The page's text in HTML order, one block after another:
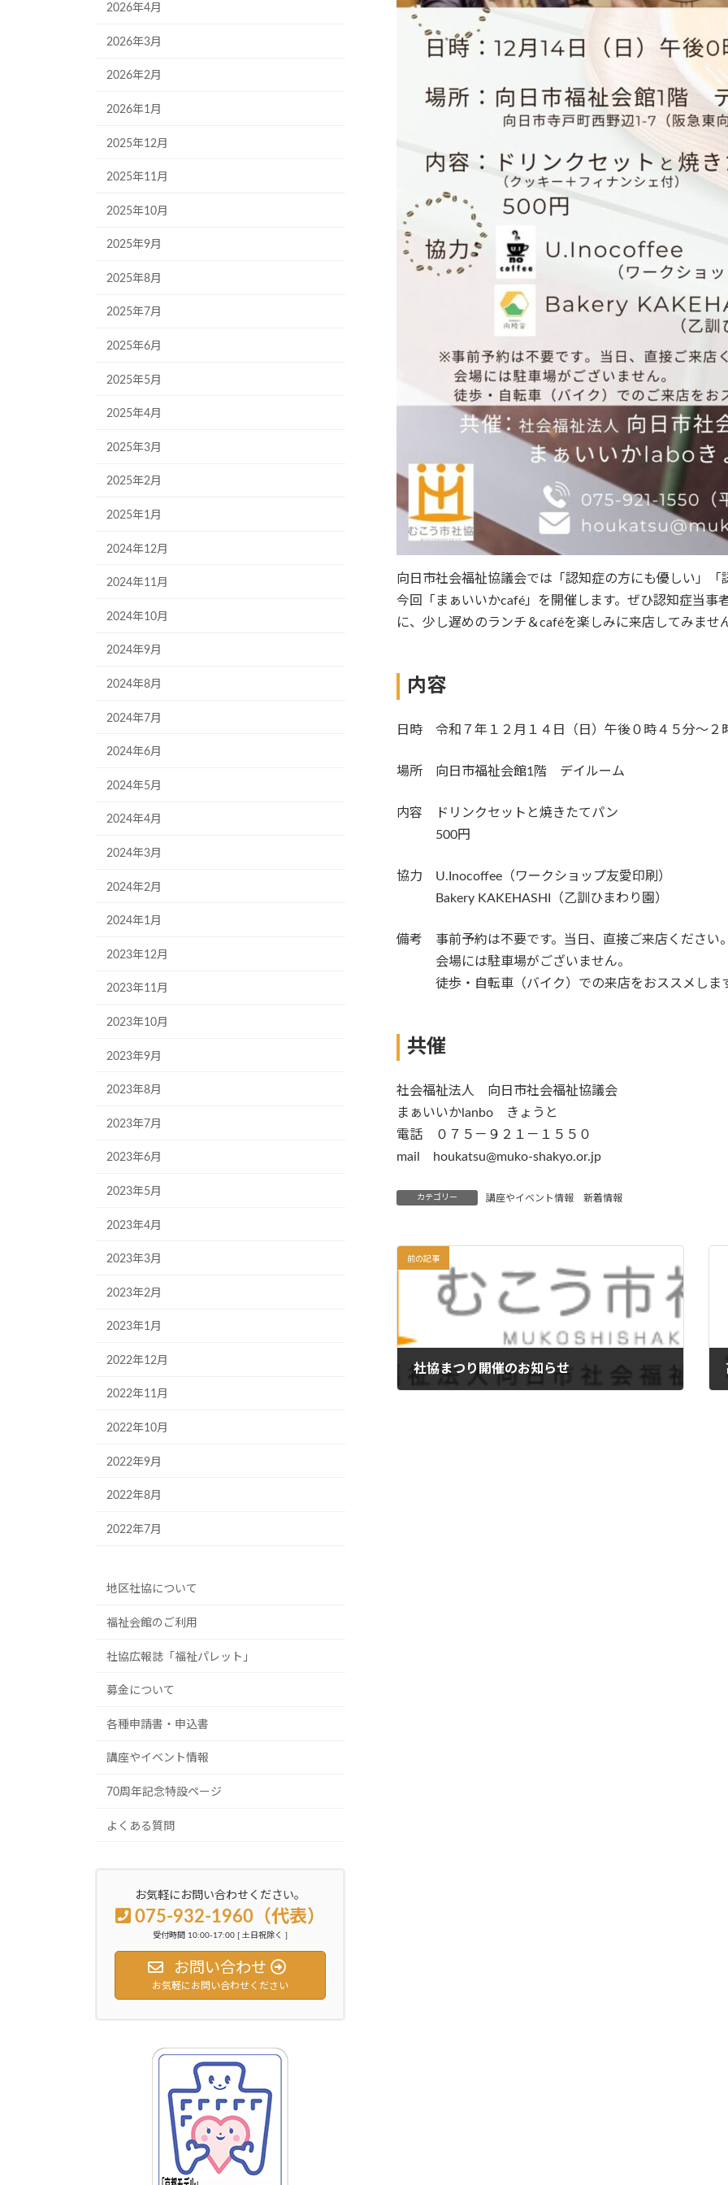
向日市社会福祉協議会では「認知症の方にも優しい」「
今回「まぁいいかcafé」を開催します。ぜひ認知症当事
に、少し遅めのランチ＆caféを楽しみに来店してみませ
内容
日時 令和７年１２月１４日（日）午後０時４５分～２
場所 向日市福祉会館1階 デイルーム
内容 ドリンクセットと焼きたてパン
500円
協力 U.Inocoffee（ワークショップ友愛印刷）
Bakery KAKEHASHI（乙訓ひまわり園）
備考 事前予約は不要です。当日、直接ご来店ください。
会場には駐車場がございません。
徒歩・自転車（バイク）での来店をおススメします
共催
社会福祉法人 向日市社会福祉協議会
まぁいいかlanbo きょうと
電話 ０７５－９２１－１５５０
mail houkatsu@muko-shakyo.or.jp
カテゴリー 講座やイベント情報 新着情報
前の記事
社協まつり開催のお知らせ
2026年4月
2026年3月
2026年2月
2026年1月
2025年12月
2025年11月
2025年10月
2025年9月
2025年8月
2025年7月
2025年6月
2025年5月
2025年4月
2025年3月
2025年2月
2025年1月
2024年12月
2024年11月
2024年10月
2024年9月
2024年8月
2024年7月
2024年6月
2024年5月
2024年4月
2024年3月
2024年2月
2024年1月
2023年12月
2023年11月
2023年10月
2023年9月
2023年8月
2023年7月
2023年6月
2023年5月
2023年4月
2023年3月
2023年2月
2023年1月
2022年12月
2022年11月
2022年10月
2022年9月
2022年8月
2022年7月
地区社協について
福祉会館のご利用
社協広報誌「福祉パレット」
募金について
各種申請書・申込書
講座やイベント情報
70周年記念特設ページ
よくある質問
お気軽にお問い合わせください。
075-932-1960（代表）
受付時間 10:00-17:00 [ 土日祝除く ]
お問い合わせ
お気軽にお問い合わせください